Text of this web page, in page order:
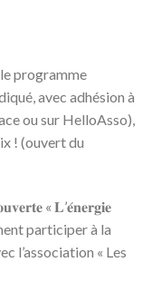
programme
avec adhésion à
ou sur HelloAsso),
! (ouvert du
« 𝐋’𝐞́𝐧𝐞𝐫𝐠𝐢𝐞
participer à la
l’association « Les